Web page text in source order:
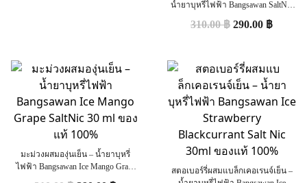
น้ำยาบุหรี่ไฟฟ้า Bangsawan SaltNic
100%
310.00฿ 290.00 ฿
มะม่วงผสมองุ่นเย็น – น้ำยาบุหรี่
ไฟฟ้า Bangsawan Ice Mango Grape
สตอเบอร์รี่ผสมแบล็กเคอเรนจ์เย็น –